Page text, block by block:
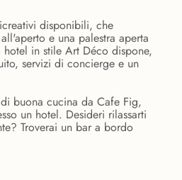
disponibili, che
e una palestra aperta
in stile Art Déco dispone,
servizi di concierge e un
buona cucina da Cafe Fig,
un hotel. Desideri rilassarti
Troverai un bar a bordo